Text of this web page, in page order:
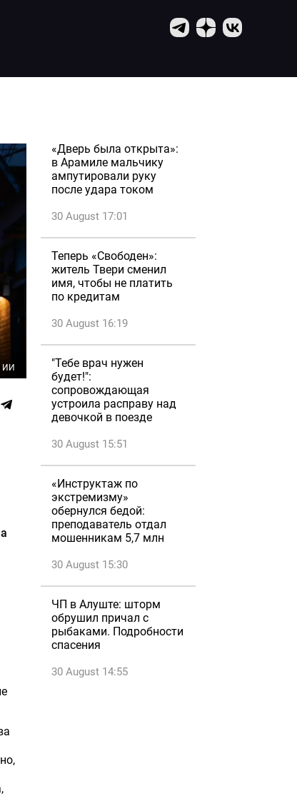
ИИ
«Дверь была открыта»:
в Арамиле мальчику
ампутировали руку
после удара током
30 August 17:01
Теперь «Свободен»:
житель Твери сменил
имя, чтобы не платить
по кредитам
30 August 16:19
"Тебе врач нужен
будет!":
сопровождающая
устроила расправу над
девочкой в поезде
30 August 15:51
«Инструктаж по
экстремизму»
обернулся бедой:
преподаватель отдал
мошенникам 5,7 млн
30 August 15:30
ЧП в Алуште: шторм
обрушил причал с
рыбаками. Подробности
спасения
30 August 14:55